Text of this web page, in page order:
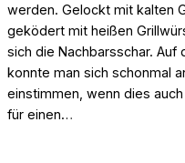
werden. Gelockt mit kalten
geködert mit heißen
sich die Nachbarsschar. Auf
konnte man sich schonmal
einstimmen, wenn dies
für einen…